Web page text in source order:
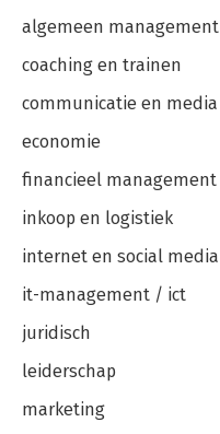
algemeen management
coaching en trainen
communicatie en media
economie
financieel management
inkoop en logistiek
internet en social media
it-management / ict
juridisch
leiderschap
marketing